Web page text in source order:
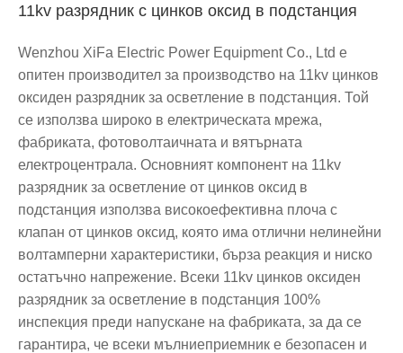
11kv разрядник с цинков оксид в подстанция
Wenzhou XiFa Electric Power Equipment Co., Ltd е
опитен производител за производство на 11kv цинков
оксиден разрядник за осветление в подстанция. Той
се използва широко в електрическата мрежа,
фабриката, фотоволтаичната и вятърната
електроцентрала. Основният компонент на 11kv
разрядник за осветление от цинков оксид в
подстанция използва високоефективна плоча с
клапан от цинков оксид, която има отлични нелинейни
волтамперни характеристики, бърза реакция и ниско
остатъчно напрежение. Всеки 11kv цинков оксиден
разрядник за осветление в подстанция 100%
инспекция преди напускане на фабриката, за да се
гарантира, че всеки мълниеприемник е безопасен и